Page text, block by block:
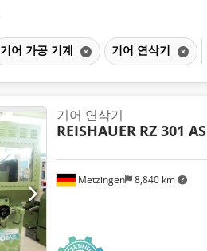
기어 가공 기계 기어 연삭기
Metzingen 8,840 km
기어 연삭기
REISHAUER RZ 301 AS